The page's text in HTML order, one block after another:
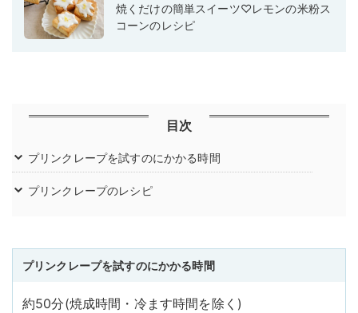
焼くだけの簡単スイーツ♡レモンの米粉ス
コーンのレシピ
目次
プリンクレープを試すのにかかる時間
プリンクレープのレシピ
プリンクレープを試すのにかかる時間
約50分(焼成時間・冷ます時間を除く)